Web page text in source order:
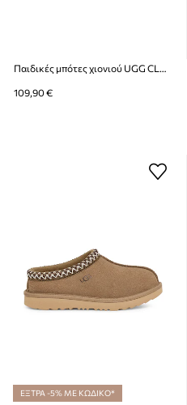
109,90 €
ΕΞΤΡΑ -5% ΜΕ ΚΩΔΙΚΟ*